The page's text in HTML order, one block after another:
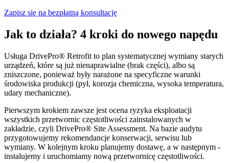
Zapisz się na bezpłatną konsultację
Jak to działa? 4 kroki do nowego napędu
Usługa DrivePro® Retrofit to plan systematycznej wymiany starych
urządzeń, które są już nienaprawialne (brak części), albo są
zniszczone, ponieważ były narażone na specyficzne warunki
środowiska produkcji (pył, korozja chemiczna, wysoka temperatura,
udary mechaniczne).
Pierwszym krokiem zawsze jest ocena ryzyka eksploatacji
wszystkich przetwornic częstotliwości zainstalowanych w
zakładzie, czyli DrivePro® Site Assessment. Na bazie audytu
przygotowujemy rekomendancje konserwacji, serwisu lub
wymiany. W kolejnym kroku planujemy dostawę, a w następnym -
instalujemy i uruchomiamy nową przetwornicę częstotliwości.